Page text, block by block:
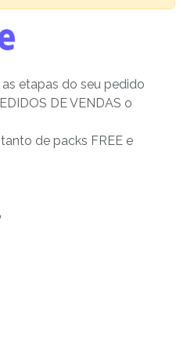
etapas do seu pedido
DE VENDAS o
de packs FREE e